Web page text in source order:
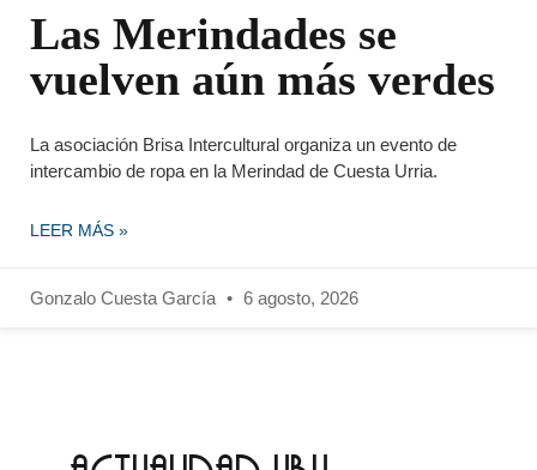
Las Merindades se
vuelven aún más verdes
La asociación Brisa Intercultural organiza un evento de
intercambio de ropa en la Merindad de Cuesta Urria.
LEER MÁS »
Gonzalo Cuesta García 6 agosto, 2026